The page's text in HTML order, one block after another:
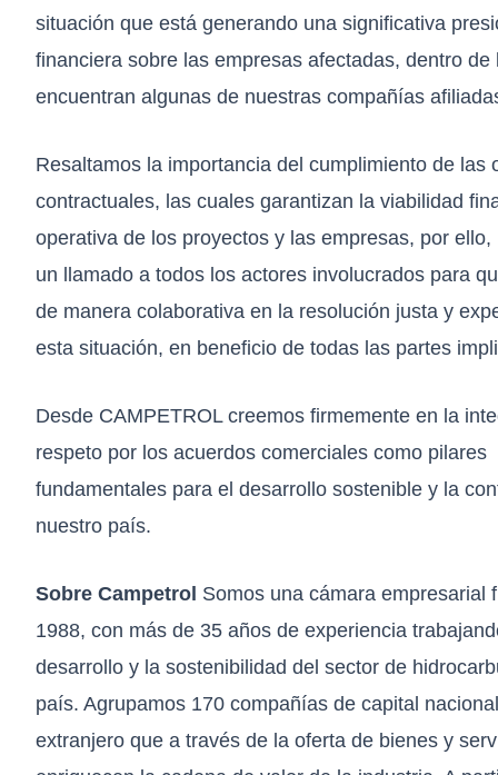
situación que está generando una significativa
financiera sobre las empresas afectadas, dentro de
encuentran algunas de nuestras compañías
Resaltamos la importancia del cumplimiento de las
contractuales, las cuales garantizan la viabilidad
operativa de los proyectos y las empresas, por ello,
un llamado a todos los actores involucrados para
de manera colaborativa en la resolución justa y
esta situación, en beneficio de todas las partes
Desde CAMPETROL creemos firmemente en la
respeto por los acuerdos comerciales como pilares
fundamentales para el desarrollo sostenible y la
nuestro país.
Sobre Campetrol Somos una cámara empresarial
1988, con más de 35 años de experiencia
desarrollo y la sostenibilidad del sector de
país. Agrupamos 170 compañías de capital
extranjero que a través de la oferta de bienes y